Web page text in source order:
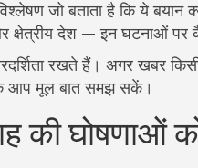
जो बताता है कि ये
क्षेत्रीय देश — इन घटनाओं पर
रखते हैं। अगर खबर
आप मूल बात समझ सकें।
की घोषणाओं